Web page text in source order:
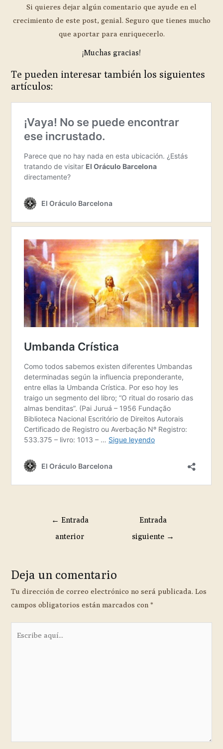
Si quieres dejar algún comentario que ayude en el
crecimiento de este post, genial. Seguro que tienes mucho
que aportar para enriquecerlo.
¡Muchas gracias!
Te pueden interesar también los siguientes
artículos:
← Entrada
anterior
Entrada
siguiente →
Deja un comentario
Tu dirección de correo electrónico no será publicada. Los
campos obligatorios están marcados con*